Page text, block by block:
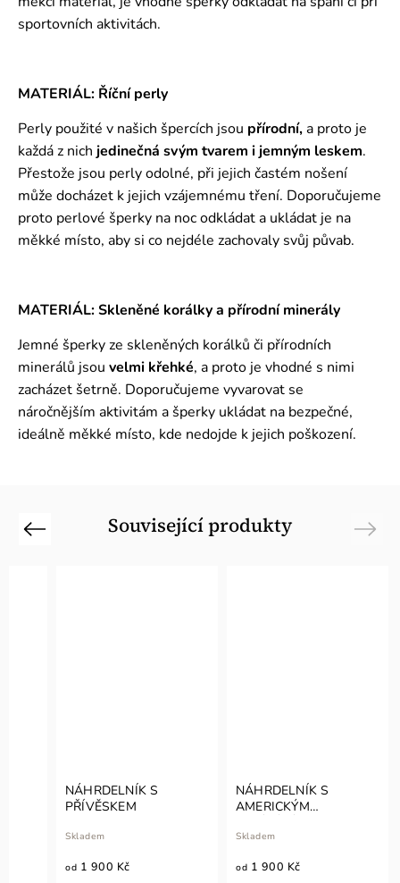
sportovních aktivitách.
MATERIÁL: Říční perly
Perly použité v našich špercích jsou přírodní,a proto je
každá z nich jedinečná svým tvarem i jemným leskem.
Přestože jsou perly odolné, při jejich častém nošení
může docházet k jejich vzájemnému tření. Doporučujeme
proto perlové šperky na noc odkládat a ukládat je na
měkké místo, aby si co nejdéle zachovaly svůj půvab.
MATERIÁL: Skleněné korálky a přírodní minerály
Jemné šperky ze skleněných korálků či přírodních
minerálů jsou velmi křehké, a proto je vhodné s nimi
zacházet šetrně. Doporučujeme vyvarovat se
náročnějším aktivitám a šperky ukládat na bezpečné,
ideálně měkké místo, kde nedojde k jejich poškození.
Související produkty
Previous
NÁHRDELNÍK S
PŘÍVĚSKEM
Skladem
od 1 900 Kč
NÁHRDELNÍK S
AMERICKÝM
Skladem
od 1 900 Kč
Next